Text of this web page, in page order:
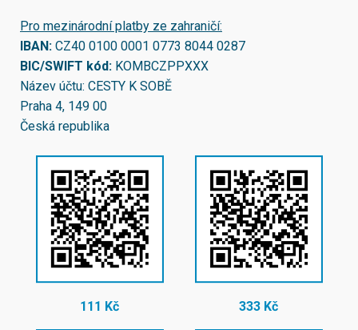
Pro mezinárodní platby ze zahraničí:
IBAN: CZ40 0100 0001 0773 8044 0287
BIC/SWIFT kód: KOMBCZPPXXX
Název účtu: CESTY K SOBĚ
Praha 4, 149 00
Česká republika
111 Kč 333 Kč